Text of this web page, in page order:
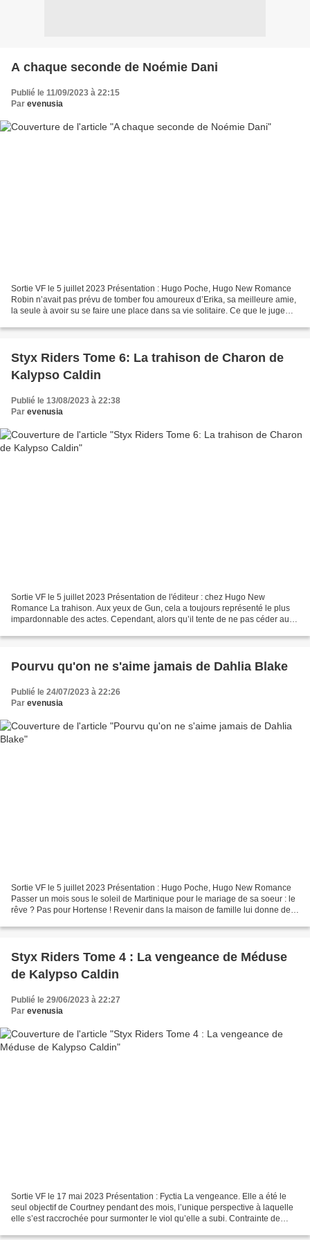
A chaque seconde de Noémie Dani
Publié le 11/09/2023 à 22:15
Par evenusia
Sortie VF le 5 juillet 2023 Présentation : Hugo Poche, Hugo New Romance
Robin n’avait pas prévu de tomber fou amoureux d’Erika, sa meilleure amie,
la seule à avoir su se faire une place dans sa vie solitaire. Ce que le juge
Styx Riders Tome 6: La trahison de Charon de
Kalypso Caldin
Publié le 13/08/2023 à 22:38
Par evenusia
Sortie VF le 5 juillet 2023 Présentation de l'éditeur : chez Hugo New
Romance La trahison. Aux yeux de Gun, cela a toujours représenté le plus
impardonnable des actes. Cependant, alors qu’il tente de ne pas céder aux
Pourvu qu'on ne s'aime jamais de Dahlia Blake
Publié le 24/07/2023 à 22:26
Par evenusia
Sortie VF le 5 juillet 2023 Présentation : Hugo Poche, Hugo New Romance
Passer un mois sous le soleil de Martinique pour le mariage de sa soeur : le
rêve ? Pas pour Hortense ! Revenir dans la maison de famille lui donne des
Styx Riders Tome 4 : La vengeance de Méduse
de Kalypso Caldin
Publié le 29/06/2023 à 22:27
Par evenusia
Sortie VF le 17 mai 2023 Présentation : Fyctia La vengeance. Elle a été le
seul objectif de Courtney pendant des mois, l’unique perspective à laquelle
elle s’est raccrochée pour surmonter le viol qu’elle a subi. Contrainte de